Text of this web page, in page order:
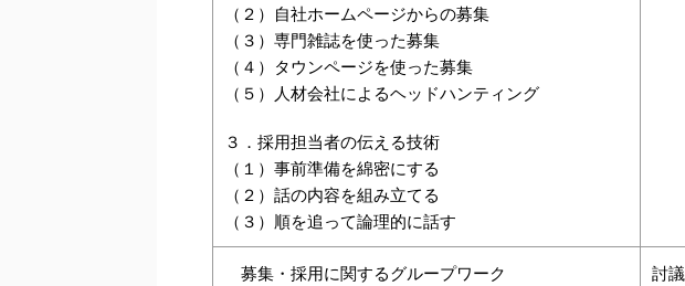
（２）自社ホームページからの募集
（３）専門雑誌を使った募集
（４）タウンページを使った募集
（５）人材会社によるヘッドハンティング
３．採用担当者の伝える技術
（１）事前準備を綿密にする
（２）話の内容を組み立てる
（３）順を追って論理的に話す
募集・採用に関するグループワーク
討議